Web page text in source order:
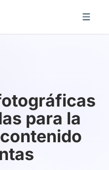
para la